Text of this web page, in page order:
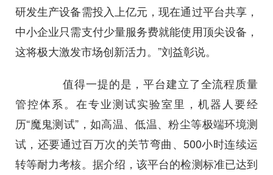
研发生产设备需投入上亿元，现在通过平台共享，
中小企业只需支付少量服务费就能使用顶尖设备，
这将极大激发市场创新活力。”刘益彰说。
值得一提的是，平台建立了全流程质量
管控体系。在专业测试实验室里，机器人要经
历“魔鬼测试”，如高温、低温、粉尘等极端环境测
试，还要通过百万次的关节弯曲、500小时连续运
转等耐力考核。据介绍，该平台的检测标准已达到